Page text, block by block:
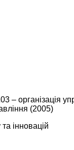
– організація
(2005)
інновацій